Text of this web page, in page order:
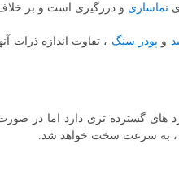
نماسازی و درزگیری است و بر
و پودر سنگ ، تفاوت اندازه ذرات
های گسترده تری دارد اما در
، به سرعت سخت خواهد شد.